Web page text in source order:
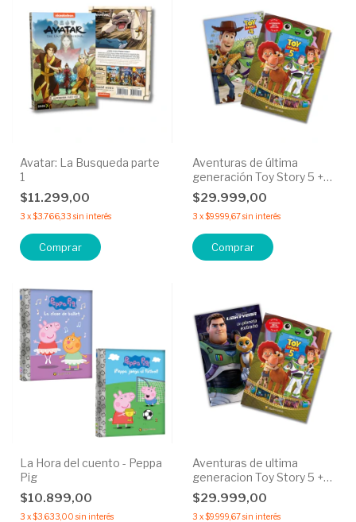
Avatar: La Busqueda parte
1
$11.299,00
3 x$3.766,33 sin interés
Aventuras de última
generación Toy Story 5 +
¡Hecho Para jugar! Toy
Story 4 - 50% OFF
$29.999,00
3 x$9.999,67sin interés
La Hora del cuento - Peppa
Pig
$10.899,00
3 x$3.633,00 sin interés
Aventuras de ultima
generacion Toy Story 5 +
Un planeta extraño
Lightyear - 50% OFF
$29.999,00
3 x$9.999,67sin interés